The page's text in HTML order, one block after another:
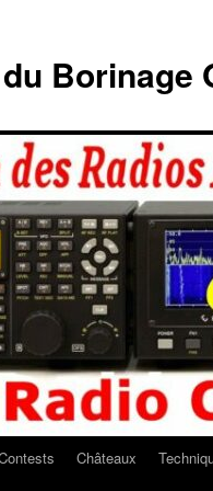
Borinage
Châteaux